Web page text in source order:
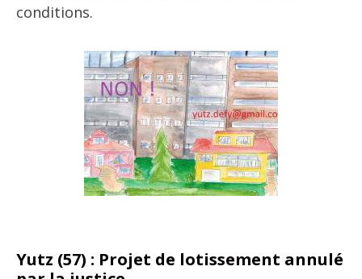
conditions.
Yutz (57) : Projet de lotissement annulé